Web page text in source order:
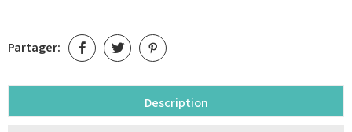
Partager:
Description